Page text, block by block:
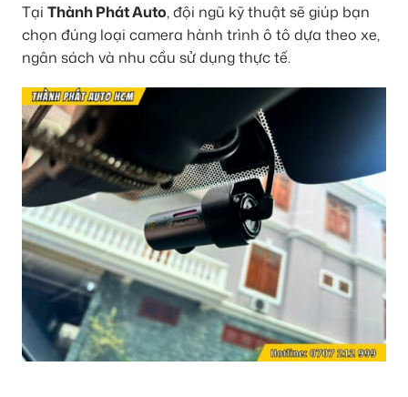
Tại Thành Phát Auto, đội ngũ kỹ thuật sẽ giúp bạn
chọn đúng loại camera hành trình ô tô dựa theo xe,
ngân sách và nhu cầu sử dụng thực tế.